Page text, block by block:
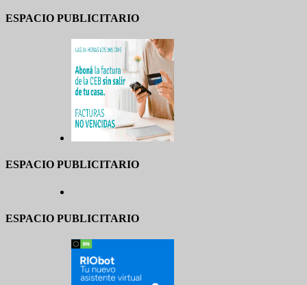
ESPACIO PUBLICITARIO
ESPACIO PUBLICITARIO
ESPACIO PUBLICITARIO